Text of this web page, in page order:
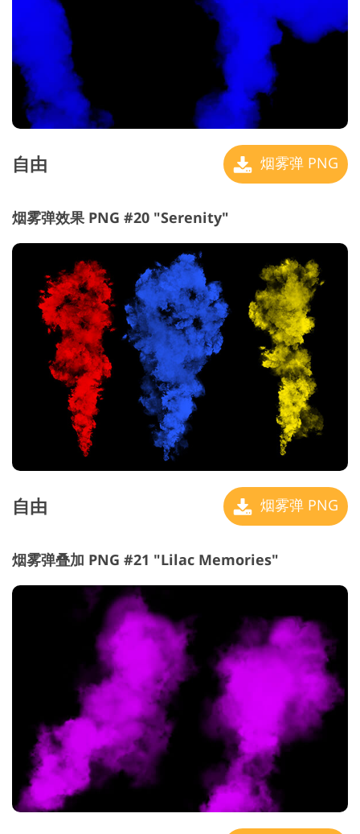
自由 烟雾弹 PNG
烟雾弹效果 PNG #20 "Serenity"
自由 烟雾弹 PNG
烟雾弹叠加 PNG #21 "Lilac Memories"